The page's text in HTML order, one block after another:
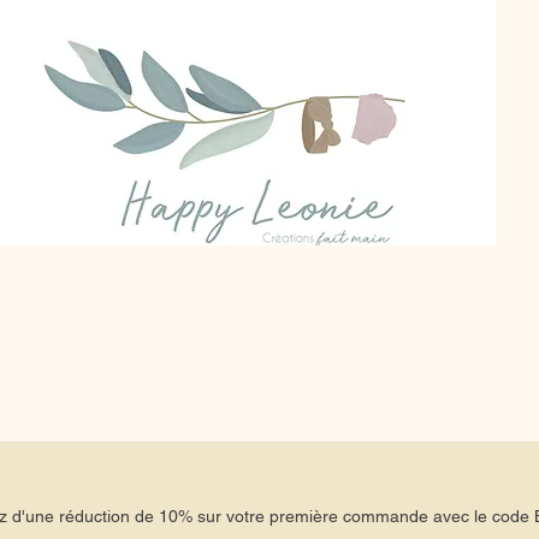
d'une réduction de 10% sur votre première commande avec le code